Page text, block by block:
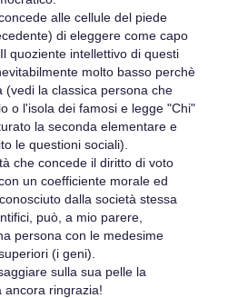
alle cellule del piede
di eleggere come capo
quoziente intellettivo di questi
molto basso perchè
(vedi la classica persona che
o l'isola dei famosi e legge "Chi"
la seconda elementare e
le questioni sociali).
che concede il diritto di voto
un coefficiente morale ed
dalla società stessa
può, a mio parere,
persona con le medesime
(i geni).
sulla sua pelle la
ancora ringrazia!